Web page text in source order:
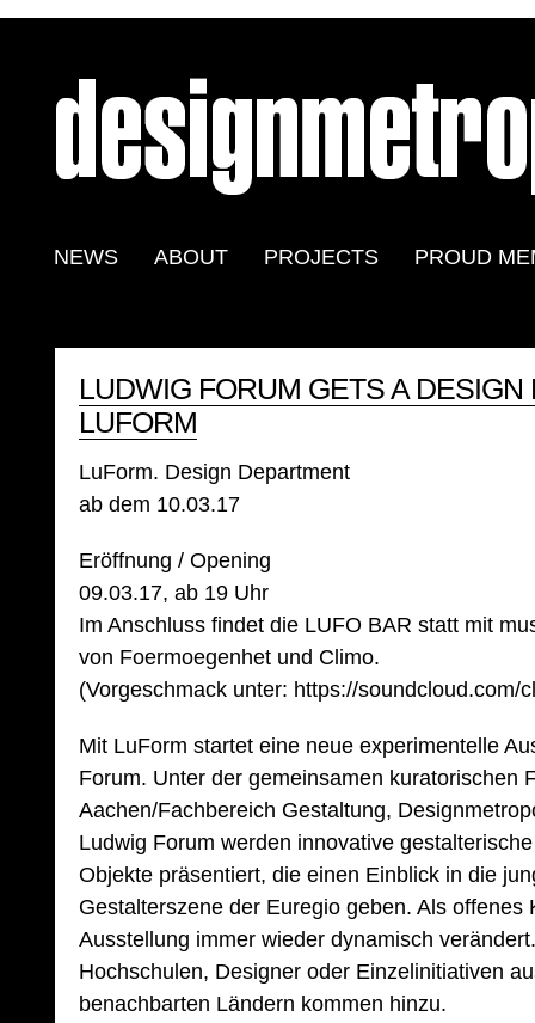
NEWS ABOUT PROJECTS PROUD
LUDWIG FORUM GETS A DESIGN
LUFORM
LuForm. Design Department
ab dem 10.03.17
Eröffnung / Opening
09.03.17, ab 19 Uhr
Im Anschluss findet die LUFO BAR statt mit
von Foermoegenhet und Climo.
(Vorgeschmack unter: https://soundcloud.com/
Mit LuForm startet eine neue experimentelle
Forum. Unter der gemeinsamen kuratorischen
Aachen/Fachbereich Gestaltung,
Ludwig Forum werden innovative
Objekte präsentiert, die einen Einblick in die
Gestalterszene der Euregio geben. Als offenes
Ausstellung immer wieder dynamisch
Hochschulen, Designer oder Einzelinitiativen
benachbarten Ländern kommen hinzu.